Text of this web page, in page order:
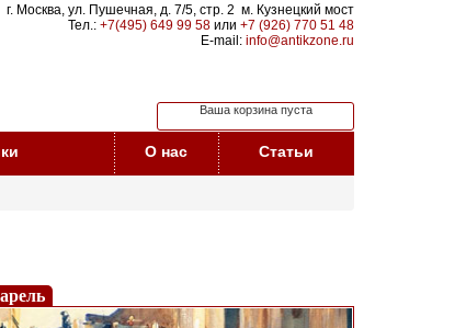
г. Москва, ул. Пушечная, д. 7/5, стр. 2 м. Кузнецкий мост
Тел.: +7(495) 649 99 58 или +7 (926) 770 51 48
E-mail: info@antikzone.ru
Ваша корзина пуста
О нас Статьи